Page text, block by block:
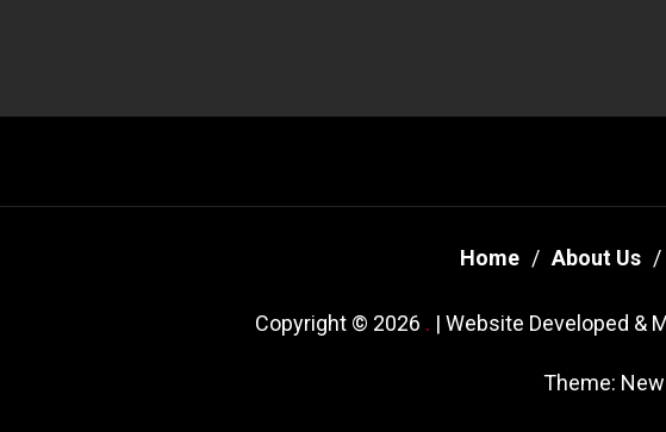
Home About Us
Copyright © 2026 . | Website Developed &
Theme: